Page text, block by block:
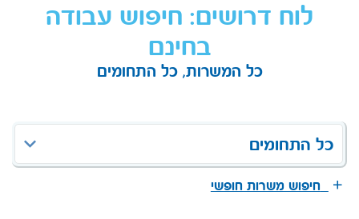
לוח דרושים: חיפוש עבודה
בחינם
כל המשרות, כל התחומים
כל התחומים
חיפוש משרות חופשי